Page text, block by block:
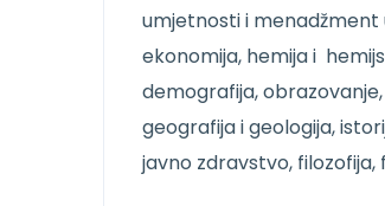
umjetnosti i menadžment
ekonomija, hemija i
demografija,
geografija i geologija,
javno zdravstvo,